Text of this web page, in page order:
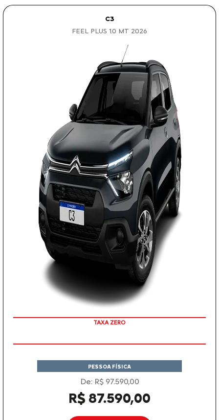
C3
FEEL PLUS 1.0 MT 2026
COM SEU USADO NA TROCA
PESSOA FÍSICA
De: R$ 97.590,00
R$ 87.590,00